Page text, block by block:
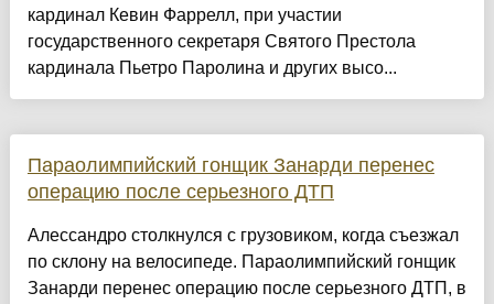
кардинал Кевин Фаррелл, при участии
государственного секретаря Святого Престола
кардинала Пьетро Паролина и других высо...
Параолимпийский гонщик Занарди перенес
операцию после серьезного ДТП
Алессандро столкнулся с грузовиком, когда съезжал
по склону на велосипеде. Параолимпийский гонщик
Занарди перенес операцию после серьезного ДТП, в